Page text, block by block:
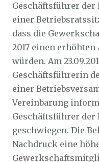
Geschäftsführer der
einer
dass die
2017 einen
würden. Am
Geschäftsführerin
einer
Vereinbarung
Geschäftsführer der
geschwiegen. Die
Nachdruck eine